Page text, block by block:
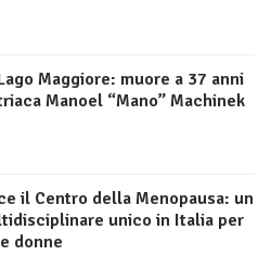
Maggiore: muore a 37 anni
Manoel “Mano” Machinek
il Centro della Menopausa: un
unico in Italia per
donne